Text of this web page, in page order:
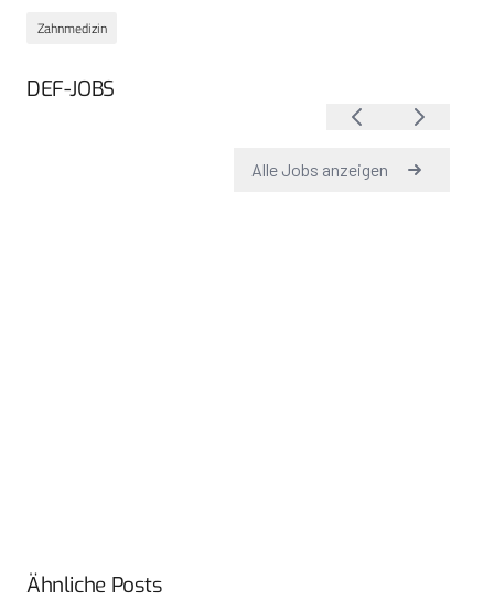
Zahnmedizin
DEF-JOBS
Ähnliche Posts